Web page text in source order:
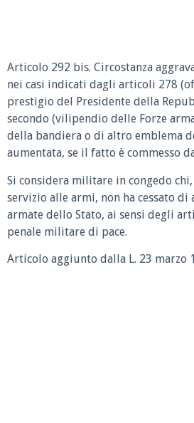
Articolo 292 bis. Circostanza
nei casi indicati dagli articoli 278
prestigio del Presidente della
secondo (vilipendio delle Forze
della bandiera o di altro emblema
aumentata, se il fatto è commesso
Si considera militare in congedo
servizio alle armi, non ha cessato di
armate dello Stato, ai sensi degli
penale militare di pace.
Articolo aggiunto dalla L. 23 marzo